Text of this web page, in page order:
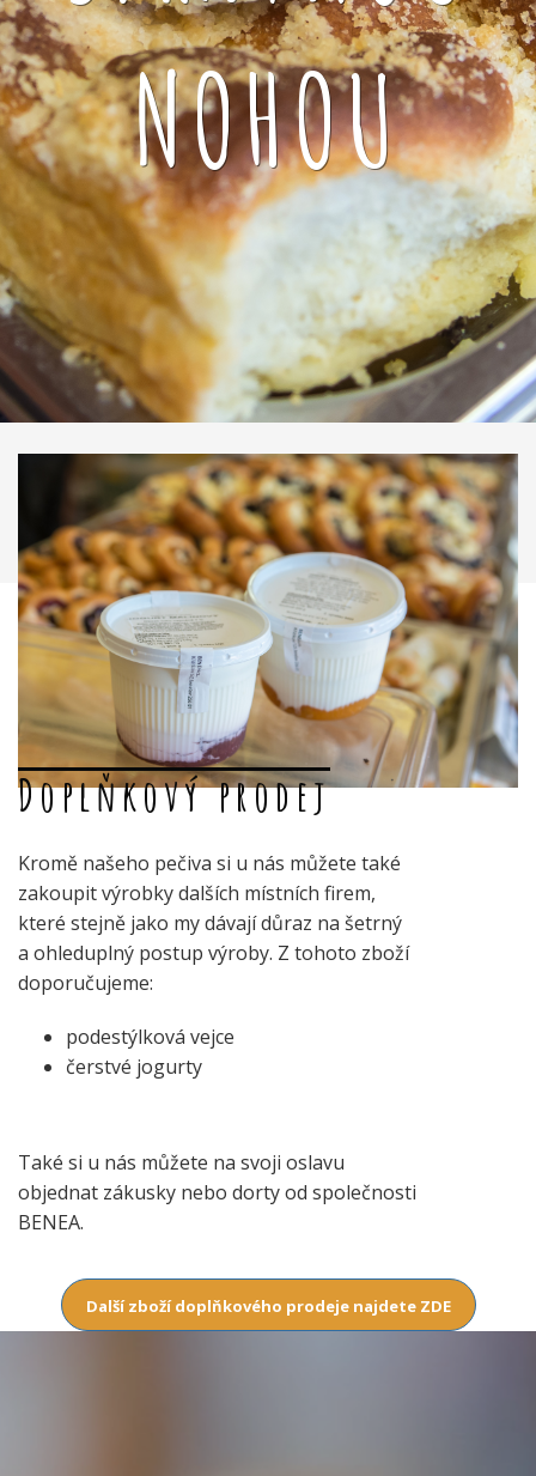
NOHOU
Doplňkový prodej
Kromě našeho pečiva si u nás můžete také
zakoupit výrobky dalších místních firem,
které stejně jako my dávají důraz na šetrný
a ohleduplný postup výroby. Z tohoto zboží
doporučujeme:
podestýlková vejce
čerstvé jogurty
Také si u nás můžete na svoji oslavu
objednat zákusky nebo dorty od společnosti
BENEA.
Další zboží doplňkového prodeje najdete ZDE